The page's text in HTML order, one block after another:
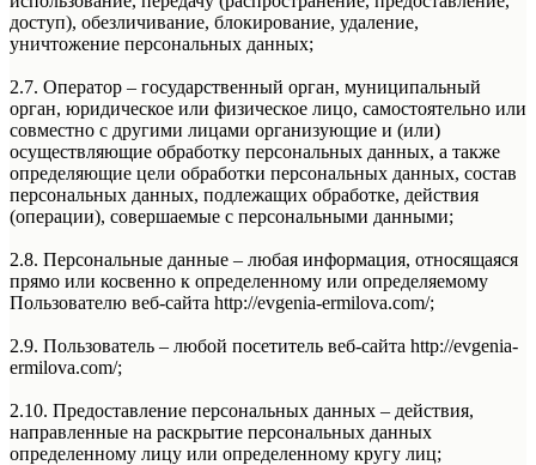
доступ), обезличивание, блокирование, удаление,
уничтожение персональных данных;
2.7. Оператор – государственный орган, муниципальный
орган, юридическое или физическое лицо, самостоятельно или
совместно с другими лицами организующие и (или)
осуществляющие обработку персональных данных, а также
определяющие цели обработки персональных данных, состав
персональных данных, подлежащих обработке, действия
(операции), совершаемые с персональными данными;
2.8. Персональные данные – любая информация, относящаяся
прямо или косвенно к определенному или определяемому
Пользователю веб-сайта http://evgenia-ermilova.com/;
2.9. Пользователь – любой посетитель веб-сайта http://evgenia-
ermilova.com/;
2.10. Предоставление персональных данных – действия,
направленные на раскрытие персональных данных
определенному лицу или определенному кругу лиц;